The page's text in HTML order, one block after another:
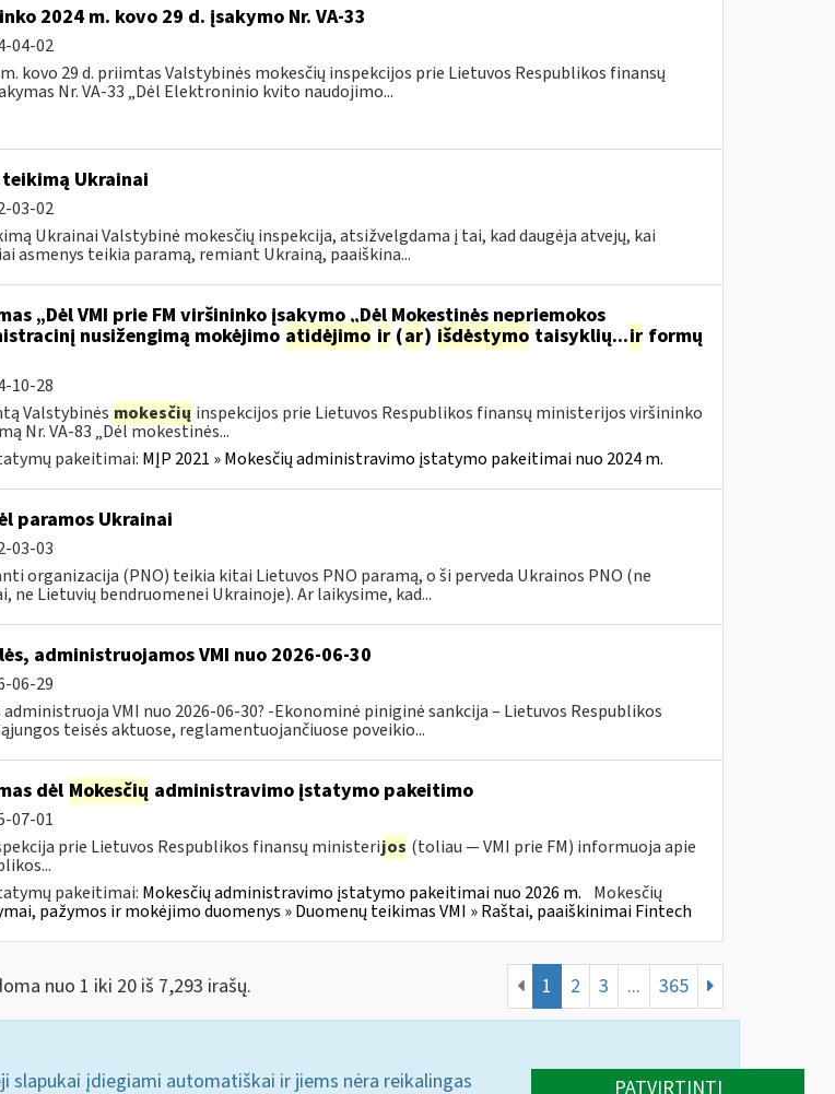
2024 m. kovo 29 d. įsakymo Nr. VA-33
04-02
kovo 29 d. priimtas Valstybinės mokesčių inspekcijos prie Lietuvos Respublikos finansų
Nr. VA-33 „Dėl Elektroninio kvito naudojimo...
Ukrainai
03-02
Ukrainai Valstybinė mokesčių inspekcija, atsižvelgdama į tai, kad daugėja atvejų, kai
asmenys teikia paramą, remiant Ukrainą, paaiškina...
„Dėl VMI prie FM viršininko įsakymo „Dėl Mokestinės nepriemokos
nusižengimą mokėjimo atidėjimo ir(ar) išdėstymo taisyklių...irformų
10-28
Valstybinės mokesčių inspekcijos prie Lietuvos Respublikos finansų ministerijos viršininko
Nr. VA-83 „Dėl mokestinės...
pakeitimai: MĮP 2021 » Mokesčių administravimo įstatymo pakeitimai nuo 2024 m.
paramos Ukrainai
03-03
organizacija (PNO) teikia kitai Lietuvos PNO paramą, o ši perveda Ukrainos PNO (ne
Lietuvių bendruomenei Ukrainoje). Ar laikysime, kad...
administruojamos VMI nuo 2026-06-30
06-29
VMI nuo 2026-06-30? -Ekonominė piniginė sankcija – Lietuvos Respublikos
teisės aktuose, reglamentuojančiuose poveikio...
dėl Mokesčių administravimo įstatymo pakeitimo
07-01
prie Lietuvos Respublikos finansų ministerijos (toliau — VMI prie FM) informuoja apie
pakeitimai: Mokesčių administravimo įstatymo pakeitimai nuo 2026 m. Mokesčių
pažymos ir mokėjimo duomenys » Duomenų teikimas VMI » Raštai, paaiškinimai Fintech
nuo 1 iki 20 iš 7,293 irašų. 1 2 3 ... 365
slapukai įdiegiami automatiškai ir jiems nėra reikalingas PATVIRTINTI